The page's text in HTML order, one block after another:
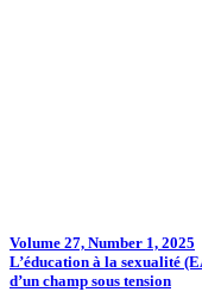
Volume 27, Number 1, 2025
L’éducation à la sexualité
d’un champ sous tension